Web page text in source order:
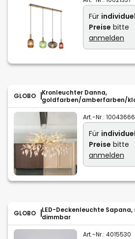
Für
Preise bitte
anmelden
GLOBO
Kronleuchter Danna,
goldfarben/amberfarben/
Art.-Nr.: 10043666
Für
Preise bitte
anmelden
GLOBO
LED-Deckenleuchte Sapana,
dimmbar
Art.-Nr.: 4015530